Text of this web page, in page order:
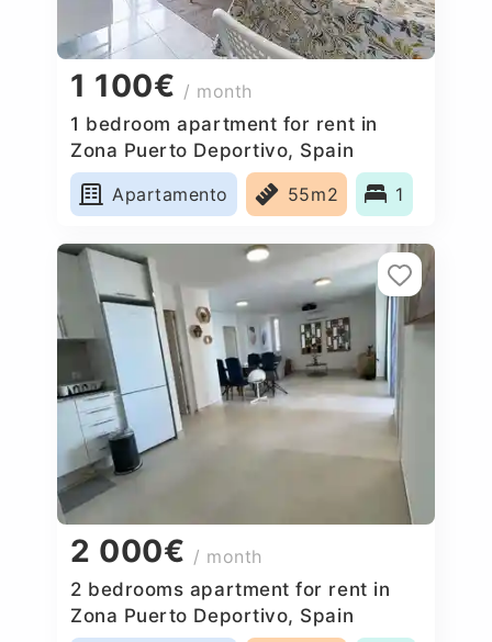
1 100€ / month
1 bedroom apartment for rent in
Zona Puerto Deportivo, Spain
Apartamento
55m2 1
2 000€ / month
2 bedrooms apartment for rent in
Zona Puerto Deportivo, Spain